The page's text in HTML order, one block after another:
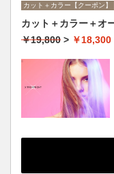
カット＋カラー【クーポン】
カット＋カラー＋オ
￥19,800 > ￥18,300